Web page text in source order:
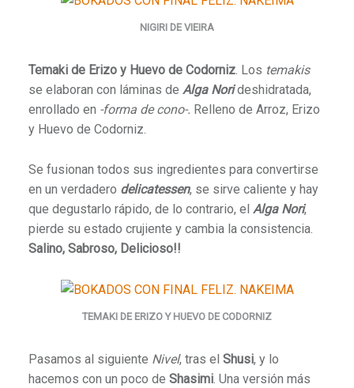
NIGIRI DE VIEIRA
Temaki de Erizo y Huevo de Codorniz. Los temakis
se elaboran con láminas de Alga Norideshidratada,
enrollado en -forma de cono-. Relleno de Arroz, Erizo
y Huevo de Codorniz.
Se fusionan todos sus ingredientes para convertirse
en un verdadero delicatessen, se sirve caliente y hay
que degustarlo rápido, de lo contrario, el Alga Nori,
pierde su estado crujiente y cambia la consistencia.
Salino, Sabroso, Delicioso!!
TEMAKI DE ERIZO Y HUEVO DE CODORNIZ
Pasamos al siguiente Nivel, tras el Shusi, y lo
hacemos con un poco de Shasimi. Una versión más